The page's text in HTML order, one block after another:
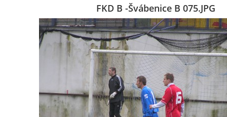
FKD B -Švábenice B 075.JPG